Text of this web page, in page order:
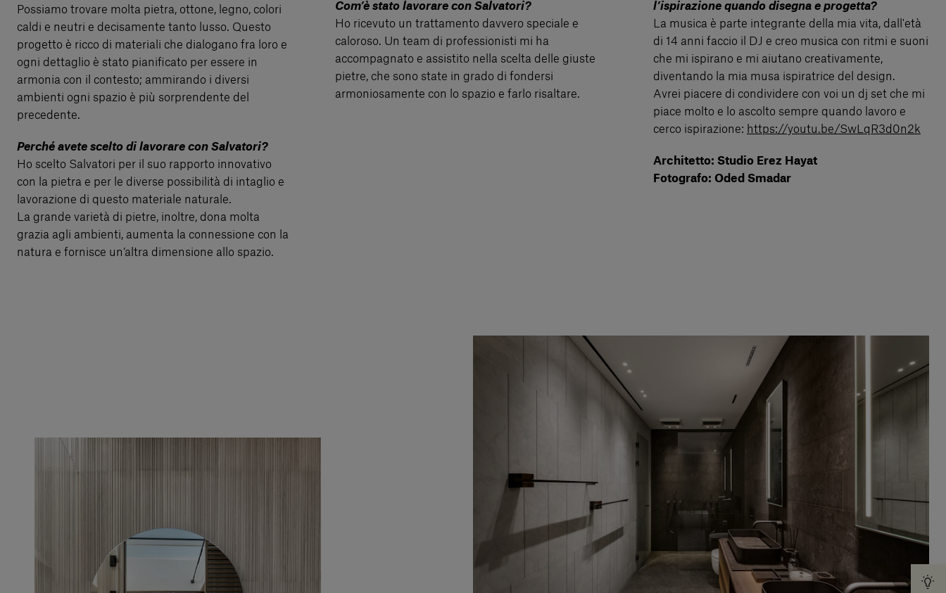
Possiamo trovare molta pietra, ottone, legno, colori
caldi e neutri e decisamente tanto lusso. Questo
progetto è ricco di materiali che dialogano fra loro e
ogni dettaglio è stato pianificato per essere in
armonia con il contesto; ammirando i diversi
ambienti ogni spazio è più sorprendente del
precedente.
Perché avete scelto di lavorare con Salvatori?
Ho scelto Salvatori per il suo rapporto innovativo
con la pietra e per le diverse possibilità di intaglio e
lavorazione di questo materiale naturale.
La grande varietà di pietre, inoltre, dona molta
grazia agli ambienti, aumenta la connessione con la
natura e fornisce un’altra dimensione allo spazio.
Com’è stato lavorare con Salvatori?
Ho ricevuto un trattamento davvero speciale e
caloroso. Un team di professionisti mi ha
accompagnato e assistito nella scelta delle giuste
pietre, che sono state in grado di fondersi
armoniosamente con lo spazio e farlo risaltare.
l’ispirazione quando disegna e progetta?
La musica è parte integrante della mia vita, dall'età
di 14 anni faccio il DJ e creo musica con ritmi e suoni
che mi ispirano e mi aiutano creativamente,
diventando la mia musa ispiratrice del design.
Avrei piacere di condividere con voi un dj set che mi
piace molto e lo ascolto sempre quando lavoro e
cerco ispirazione: https://youtu.be/SwLqR3d0n2k
Architetto: Studio Erez Hayat
Fotografo: Oded Smadar